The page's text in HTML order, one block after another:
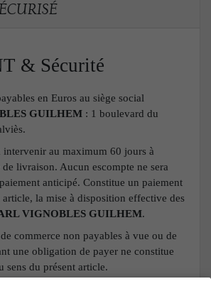
& Sécurité
en Euros au siège social
GUILHEM : 1 boulevard du
intervenir au maximum 60 jours à
livraison. Aucun escompte ne sera
anticipé. Constitue un paiement
article, la mise à disposition effective des
VIGNOBLES GUILHEM.
commerce non payables à vue ou de
une obligation de payer ne constitue
sens du présent article.